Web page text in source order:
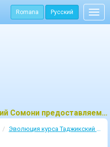
Romana Русский
Развитие курса Таджикский Сомони предоставляемый НБМ
Эволюция курсa Таджикский Сомони